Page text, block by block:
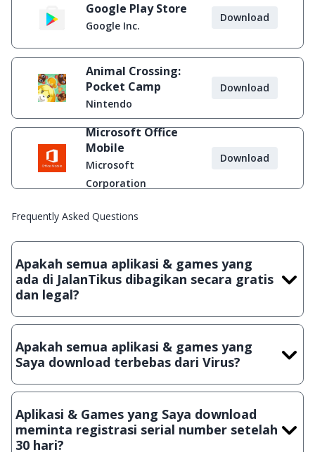
Google Play Store
Google Inc.
Download
Animal Crossing:
Pocket Camp
Nintendo
Download
Microsoft Office
Mobile
Microsoft
Corporation
Download
Frequently Asked Questions
Apakah semua aplikasi & games yang
ada di JalanTikus dibagikan secara gratis
dan legal?
Ya, JalanTikus hanya membagikan aplikasi & games yang
crack, patch atau semacamnya.
Apakah semua aplikasi & games yang
Saya download terbebas dari Virus?
Ya, JalanTikus selalu melakukan scanning dengan 3 jenis
suatu aplikasi atau games, sehingga bisa dijamin 100%
terbebas dari virus.
Aplikasi & Games yang Saya download
meminta registrasi serial number setelah
30 hari?